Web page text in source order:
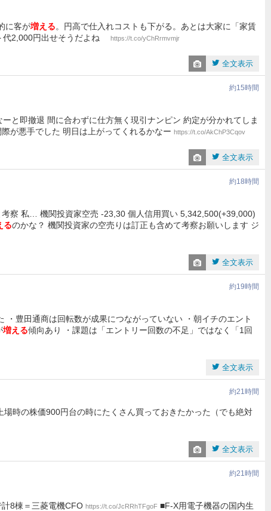
に客が増える。円高で仕入れコストも下がる。あとは大家に「家賃
代2,000円出せそうだよね
https://t.co/yChRrmvmjr
全文表示
約15時間
と即撤退 間に合わずに仕方無く現引ナンピン 約定が分かれてしま
が悪手でした 明日は上がってくれるかなー https://t.co/AkChP3Cqov
全文表示
約18時間
察 私… 機関投資家空売 -23,30 個人信用買い 5,342,500(+39,000)
るのかな？ 機関投資家の空売りは訂正も含めて考察お願いします ジ
全文表示
約19時間
・豊田通商は回転数が成果につながっていない ・朝イチのエント
増える傾向あり ・課題は「エントリー回数の不足」ではなく「1回
全文表示
約21時間
時の株価900円台の時にたくさん買っておきたかった（でも絶対
全文表示
約21時間
8棟＝三菱電機CFO https://t.co/JcRRhTFgoF ■F-X用電子機器の国内生